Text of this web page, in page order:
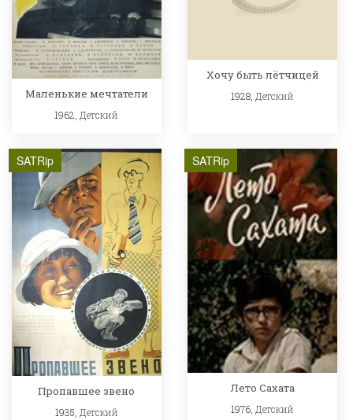
Маленькие мечтатели
1962, Детский
Хочу быть лётчицей
1928, Детский
SATRip
Пропавшее звено
1935, Детский
SATRip
Лето Сахата
1976,Детский